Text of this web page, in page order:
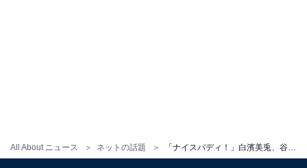
All About ニュース ネットの話題